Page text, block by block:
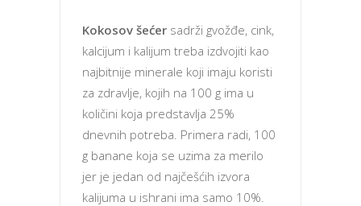
Kokosov šećer sadrži gvožđe, cink,
kalcijum i kalijum treba izdvojiti kao
najbitnije minerale koji imaju koristi
za zdravlje, kojih na 100 g ima u
količini koja predstavlja 25%
dnevnih potreba. Primera radi, 100
g banane koja se uzima za merilo
jer je jedan od najčešćih izvora
kalijuma u ishrani ima samo 10%.